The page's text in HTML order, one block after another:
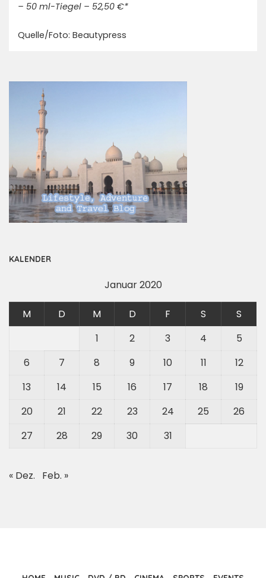
– 50 ml-Tiegel – 52,50 €*
Quelle/Foto: Beautypress
KALENDER
Januar 2020
M D M D F S
S
1
2 3 4
5
6
7 8 9 10 11
12
13
14 15 16 17 18
19
20
21 22 23 24 25
26
27
28 29 30 31
« Dez. Feb. »